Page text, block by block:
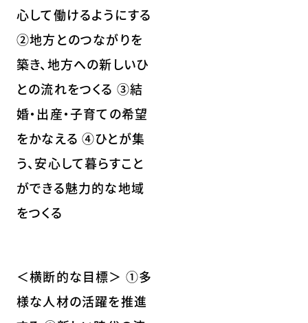
心して働けるようにする
②地方とのつながりを
築き、地方への新しいひ
との流れをつくる ③結
婚・出産・子育ての希望
をかなえる ④ひとが集
う、安心して暮らすこと
ができる魅力的な地域
をつくる
＜横断的な目標＞ ①多
様な人材の活躍を推進